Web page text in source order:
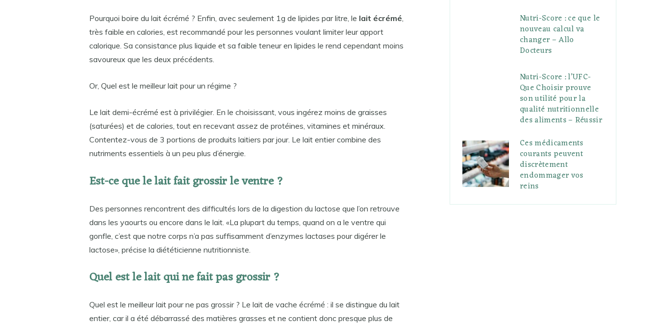
Pourquoi boire du lait écrémé ? Enfin, avec seulement 1g de lipides par litre, le lait écrémé,
très faible en calories, est recommandé pour les personnes voulant limiter leur apport
calorique. Sa consistance plus liquide et sa faible teneur en lipides le rend cependant moins
savoureux que les deux précédents.
Or, Quel est le meilleur lait pour un régime ?
Le lait demi-écrémé est à privilégier. En le choisissant, vous ingérez moins de graisses
(saturées) et de calories, tout en recevant assez de protéines, vitamines et minéraux.
Contentez-vous de 3 portions de produits laitiers par jour. Le lait entier combine des
nutriments essentiels à un peu plus d’énergie.
Est-ce que le lait fait grossir le ventre ?
Des personnes rencontrent des difficultés lors de la digestion du lactose que l’on retrouve
dans les yaourts ou encore dans le lait. «La plupart du temps, quand on a le ventre qui
gonfle, c’est que notre corps n’a pas suffisamment d’enzymes lactases pour digérer le
lactose», précise la diététicienne nutritionniste.
Quel est le lait qui ne fait pas grossir ?
Quel est le meilleur lait pour ne pas grossir ? Le lait de vache écrémé : il se distingue du lait
entier, car il a été débarrassé des matières grasses et ne contient donc presque plus de
Nutri-Score : ce que le
nouveau calcul va
changer – Allo
Docteurs
Nutri-Score : l’UFC-
Que Choisir prouve
son utilité pour la
qualité nutritionnelle
des aliments – Réussir
Ces médicaments
courants peuvent
discrètement
endommager vos
reins